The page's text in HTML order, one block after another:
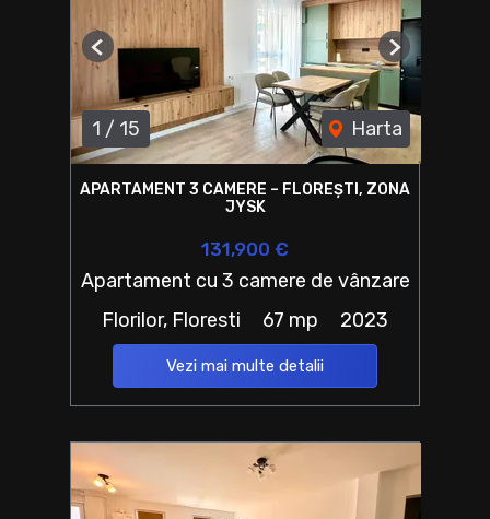
1 / 15 Harta
Previous Next
APARTAMENT 3 CAMERE – FLOREȘTI, ZONA
JYSK
131,900 €
Apartament cu 3 camere de vânzare
Florilor, Floresti
67 mp 2023
Vezi mai multe detalii